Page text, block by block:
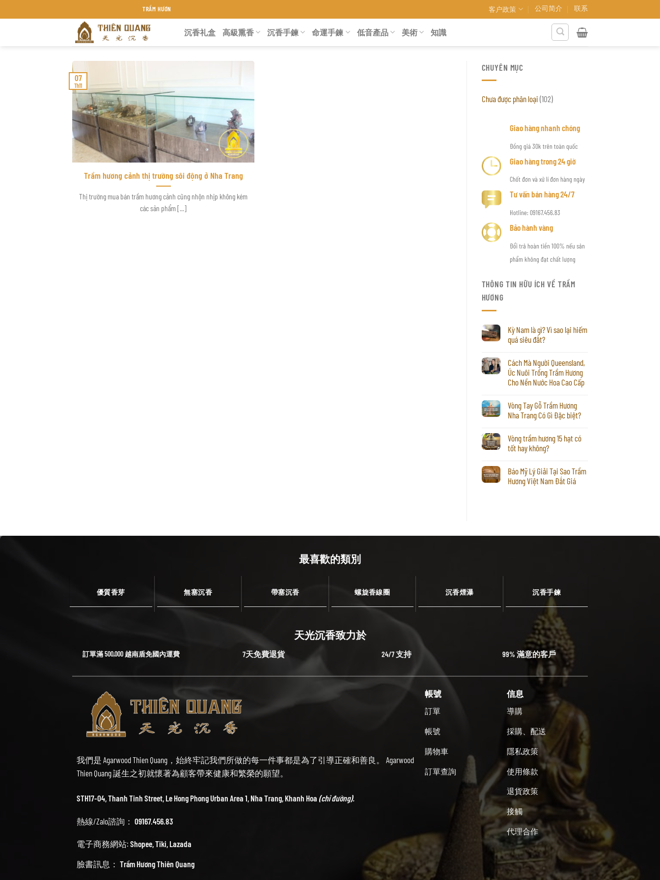
đến
TRẦM HƯƠNG THIÊN QUANG KHÁNH HÒA 客户政策 公司简介 联系
沉香礼盒 高級熏香 沉香手鍊 命運手鍊 低音產品 美術 知識
Trầm hương cảnh thị trường sôi động ở Nha Trang
Thị trường mua bán trầm hương cảnh cũng nhộn nhịp không kém
các sản phẩm [...]
07
Th11
CHUYÊN MỤC
Chưa được phân loại (102)
Giao hàng nhanh chóng
Đồng giá 30k trên toàn quốc
Giao hàng trong 24 giờ
Chốt đơn và xử lí đơn hàng ngày
Tư vấn bán hàng 24/7
Hotline: 09167.456.83
Bảo hành vàng
Đổi trả hoàn tiền 100% nếu sản
phẩm không đạt chất lượng
THÔNG TIN HỮU ÍCH VỀ TRẦM
HƯƠNG
Kỳ Nam là gì? Vì sao lại hiếm
quá siêu đắt?
Cách Mà Người Queensland,
Úc Nuôi Trồng Trầm Hương
Cho Nền Nước Hoa Cao Cấp
Vòng Tay Gỗ Trầm Hương
Nha Trang Có Gì Đặc biệt?
Vòng trầm hương 15 hạt có
tốt hay không?
Báo Mỹ Lý Giải Tại Sao Trầm
Hương Việt Nam Đắt Giá
最喜歡的類別
優質香芽 無塞沉香 帶塞沉香 螺旋香線圈 沉香煙瀑 沉香手鍊
天光沉香致力於
訂單滿 500,000 越南盾免國內運費 7天免費退貨 24/7 支持 99% 滿意的客戶
我們是 Agarwood Thien Quang，始終牢記我們所做的每一件事都是為了引導正確和善良。 Agarwood
Thien Quang 誕生之初就懷著為顧客帶來健康和繁榮的願望。
STH17-04, Thanh Tinh Street, Le Hong Phong Urban Area 1, Nha Trang, Khanh Hoa (chỉ đường).
熱線/Zalo諮詢： 09167.456.83
電子商務網站: Shopee,Tiki, Lazada
臉書訊息： Trầm Hương Thiên Quang
帳號
訂單
帳號
購物車
訂單查詢
信息
導購
採購、配送
隱私政策
使用條款
退貨政策
接觸
代理合作